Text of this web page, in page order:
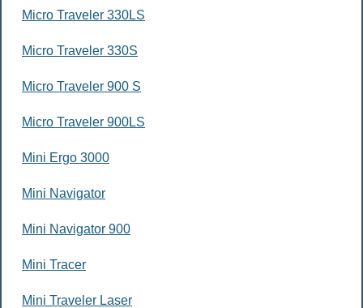
Micro Traveler 330LS
Micro Traveler 330S
Micro Traveler 900 S
Micro Traveler 900LS
Mini Ergo 3000
Mini Navigator
Mini Navigator 900
Mini Tracer
Mini Traveler Laser